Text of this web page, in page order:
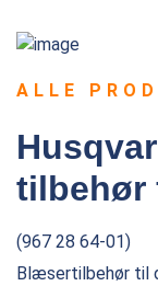
ALLE
tilbehør
(967 28 64-01)
Blæsertilbehør til